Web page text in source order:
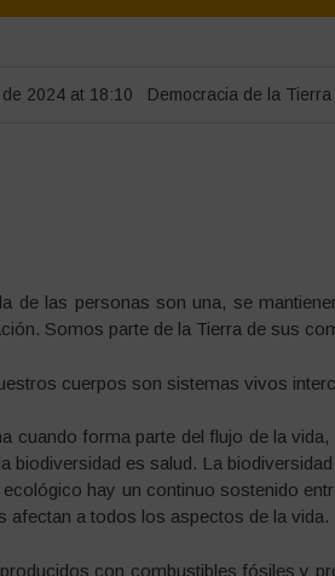
2024 at 18:10 Democracia de la Tierra
de las personas son una, se
Somos parte de la Tierra de sus
cuerpos son sistemas vivos
cuando forma parte del flujo de la
biodiversidad es salud. La
hay un continuo sostenido
afectan a todos los aspectos de la vida.
con combustibles fósiles y